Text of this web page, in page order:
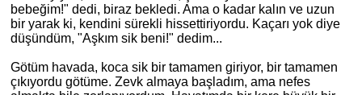
bebeğim!" dedi, biraz bekledi. Ama o kadar kalın ve uzun
bir yarak ki, kendini sürekli hissettiriyordu. Kaçarı yok diye
düşündüm, "Aşkım sik beni!" dedim...
Götüm havada, koca sik bir tamamen giriyor, bir tamamen
çıkıyordu götüme. Zevk almaya başladım, ama nefes